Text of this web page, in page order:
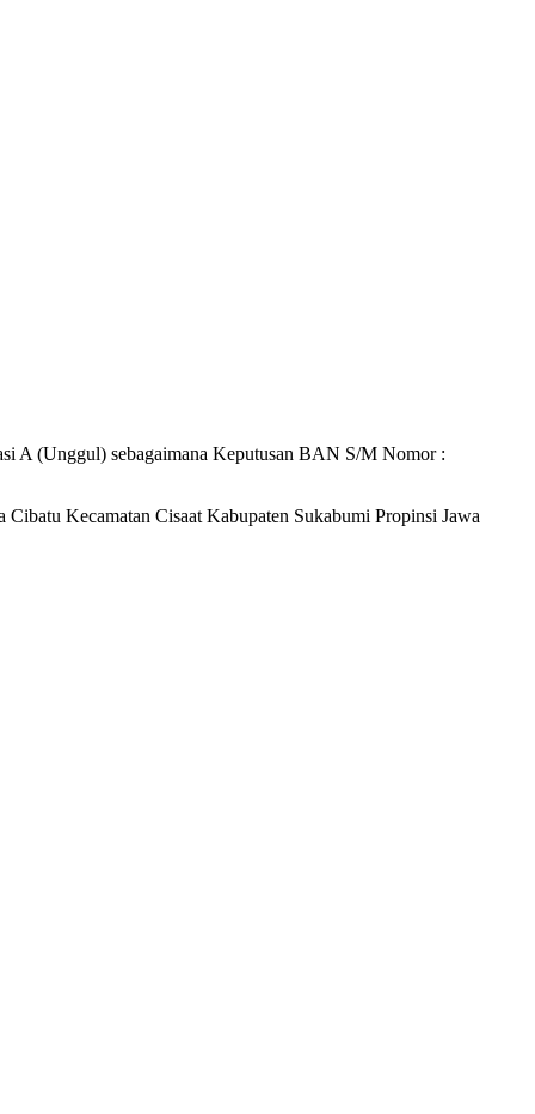
A (Unggul) sebagaimana Keputusan BAN S/M Nomor :
Kecamatan Cisaat Kabupaten Sukabumi Propinsi Jawa